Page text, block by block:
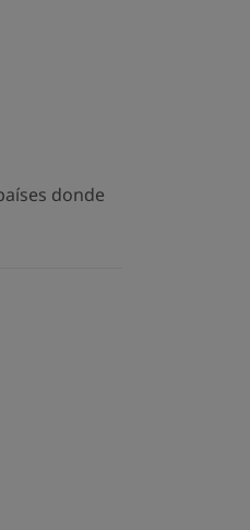
donde